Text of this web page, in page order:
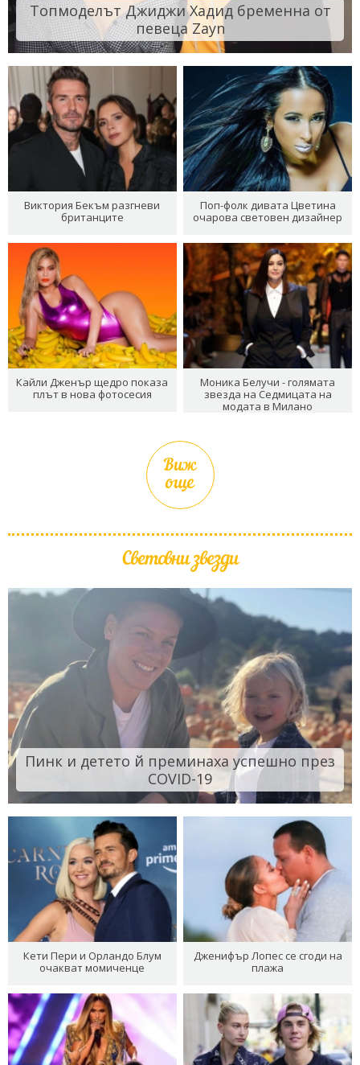
Топмоделът Джиджи Хадид бременна от
певеца Zayn
Виктория Бекъм разгневи
британците
Поп-фолк дивата Цветина
очарова световен дизайнер
Кайли Дженър щедро показа
плът в нова фотосесия
Моника Белучи - голямата
звезда на Седмицата на
модата в Милано
Виж
още
Световни звезди
Пинк и детето й преминаха успешно през
COVID-19
Кети Пери и Орландо Блум
очакват момиченце
Дженифър Лопес се сгоди на
плажа